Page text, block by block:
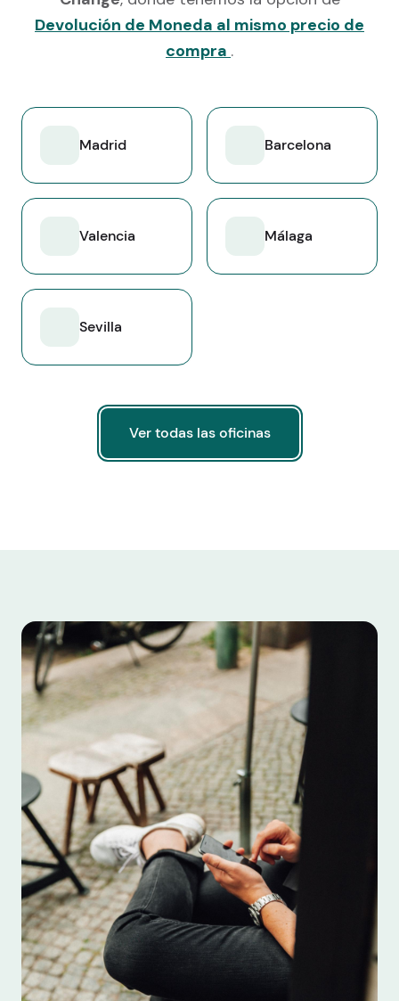
Devolución de Moneda al mismo precio de
compra .
Madrid Barcelona
Valencia Málaga
Sevilla
Ver todas las oficinas
Ver todas las oficinas